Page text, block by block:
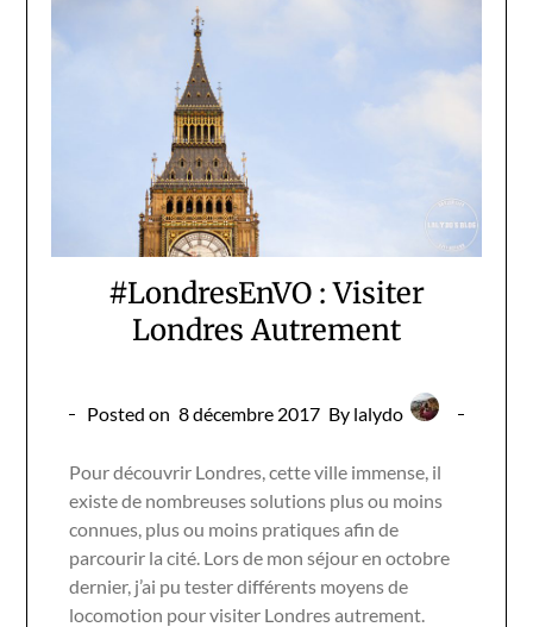
#LondresEnVO : Visiter
Londres Autrement
Posted on 8 décembre 2017 By lalydo
Pour découvrir Londres, cette ville immense, il
existe de nombreuses solutions plus ou moins
connues, plus ou moins pratiques afin de
parcourir la cité. Lors de mon séjour en octobre
dernier, j’ai pu tester différents moyens de
locomotion pour visiter Londres autrement.